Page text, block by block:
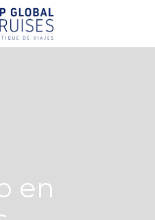
en